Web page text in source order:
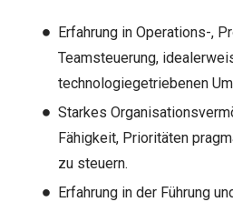
Erfahrung in Operations-,
Teamsteuerung,
technologiegetriebenen
Starkes
Fähigkeit, Prioritäten
zu steuern.
Erfahrung in der Führung